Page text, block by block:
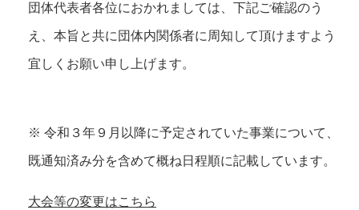
団体代表者各位におかれましては、下記ご確認のう
え、本旨と共に団体内関係者に周知して頂けますよう
宜しくお願い申し上げます。
※ 令和３年９月以降に予定されていた事業について、
既通知済み分を含めて概ね日程順に記載しています。
大会等の変更はこちら